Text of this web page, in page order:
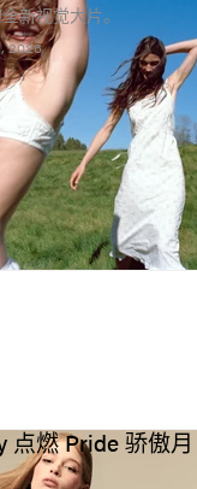
新视觉大片。
2026
点燃 Pride 骄傲